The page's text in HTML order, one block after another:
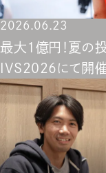
2026.06.23
最大1億円！夏の
IVS2026にて開催